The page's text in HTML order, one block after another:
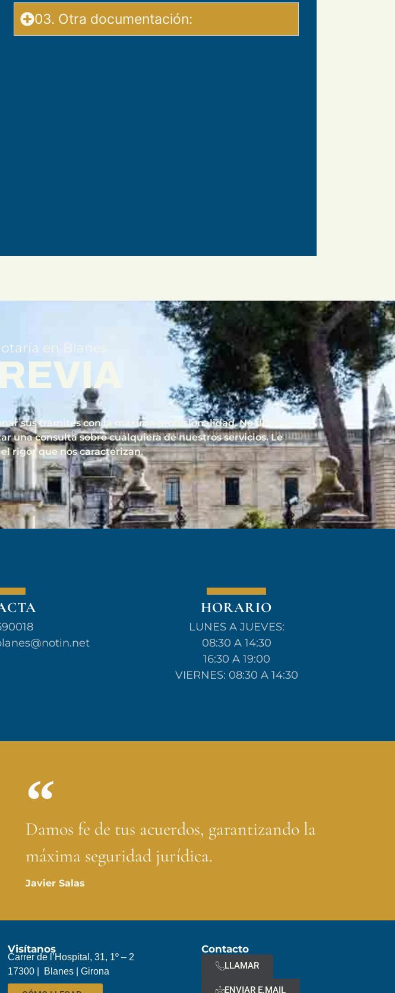
03. Otra documentación:
en Blanes
sus trámites con la máxima profesionalidad. No dude en
una consulta sobre cualquiera de nuestros servicios. Le
rigor que nos caracterizan.
HORARIO
LUNES A JUEVES:
08:30 A 14:30
16:30 A 19:00
VIERNES: 08:30 A 14:30
Damos fe de tus acuerdos, garantizando la
máxima seguridad jurídica.
Javier Salas
Visítanos
Carrer de l’Hospital, 31, 1º – 2
17300 | Blanes | Girona
Contacto
LLAMAR
ENVIAR E.MAIL